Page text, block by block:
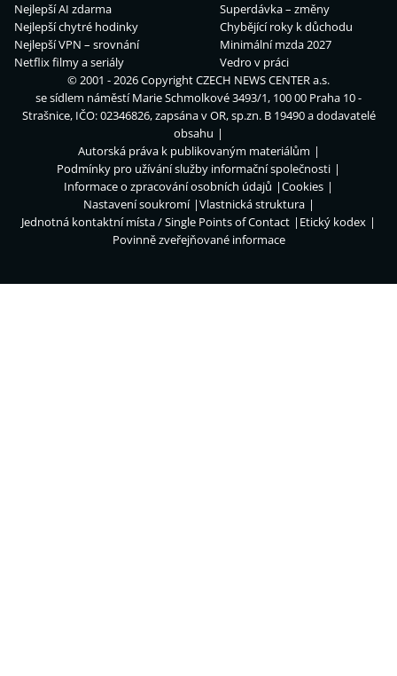
Nejlepší AI zdarma
Nejlepší chytré hodinky
Nejlepší VPN – srovnání
Netflix filmy a seriály
Superdávka – změny
Chybějící roky k důchodu
Minimální mzda 2027
Vedro v práci
© 2001 - 2026 CopyrightCZECH NEWS CENTER a.s.
se sídlem náměstí Marie Schmolkové 3493/1, 100 00 Praha 10 -
Strašnice, IČO: 02346826, zapsána v OR, sp.zn. B 19490 a dodavatelé
obsahu
Autorská práva k publikovaným materiálům
Podmínky pro užívání služby informační společnosti
Informace o zpracování osobních údajů
Cookies
Nastavení soukromí
Vlastnická struktura
Jednotná kontaktní místa / Single Points of Contact
Etický kodex
Povinně zveřejňované informace